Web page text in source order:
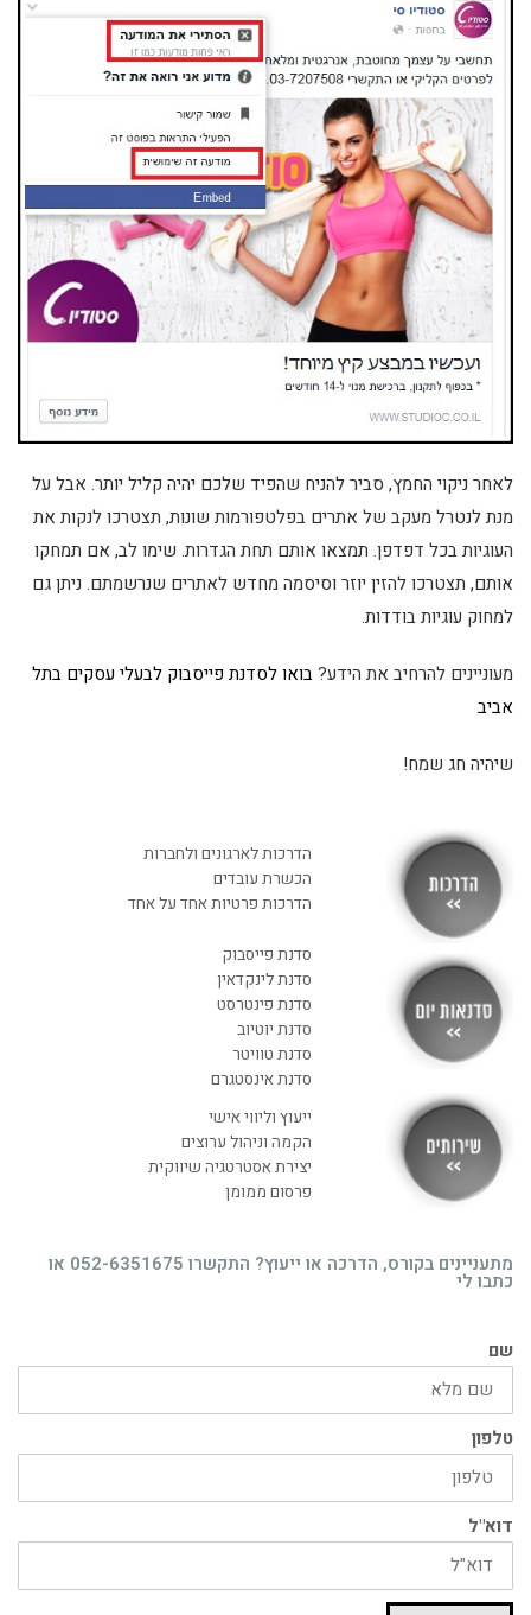
לאחר ניקוי החמץ, סביר להניח שהפיד שלכם יהיה קליל יותר. אבל על
מנת לנטרל מעקב של אתרים בפלטפורמות שונות, תצטרכו לנקות את
העוגיות בכל דפדפן. תמצאו אותם תחת הגדרות. שימו לב, אם תמחקו
אותם, תצטרכו להזין יוזר וסיסמה מחדש לאתרים שנרשמתם. ניתן גם
למחוק עוגיות בודדות.
מעוניינים להרחיב את הידע?בואו לסדנת פייסבוק לבעלי עסקים בתל
אביב
שיהיה חג שמח!
הדרכות לארגונים ולחברות
הכשרת עובדים
הדרכות פרטיות אחד על אחד
סדנת פייסבוק
סדנת לינקדאין
סדנת פינטרסט
סדנת יוטיוב
סדנת טוויטר
סדנת אינסטגרם
ייעוץ וליווי אישי
הקמה וניהול ערוצים
יצירת אסטרטגיה שיווקית
פרסום ממומן
מתעניינים בקורס, הדרכה או ייעוץ? התקשרו 052-6351675 או
כתבו לי
שם
טלפון
דוא"ל
ייעוץ. הקמת מחלקות. לימוד.
אסטרטגיה. חדשנות. שיווק.
מכירות. HR. גיוס עובדים. AI
בא לכם לגדול? זמינה לשיחה
052.6351675
רוצה לקבל מידע בדוא"ל מידע על קורסים וסדנאות